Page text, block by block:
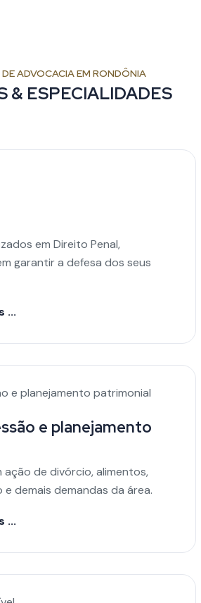
ADVOCACIA EM RONDÔNIA
& ESPECIALIDADES
em Direito Penal,
garantir a defesa dos seus
...
e planejamento
ação de divórcio, alimentos,
demais demandas da área.
...